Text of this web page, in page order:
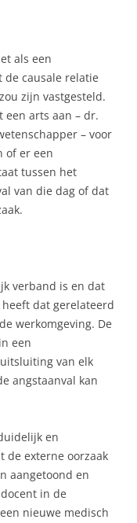
als een
de causale relatie
zijn vastgesteld.
een arts aan – dr.
– voor
of er een
tussen het
van die dag of dat
verband is en dat
dat gerelateerd
werkomgeving. De
een
van elk
angstaanval kan
en
de externe oorzaak
aangetoond en
in de
nieuwe medisch